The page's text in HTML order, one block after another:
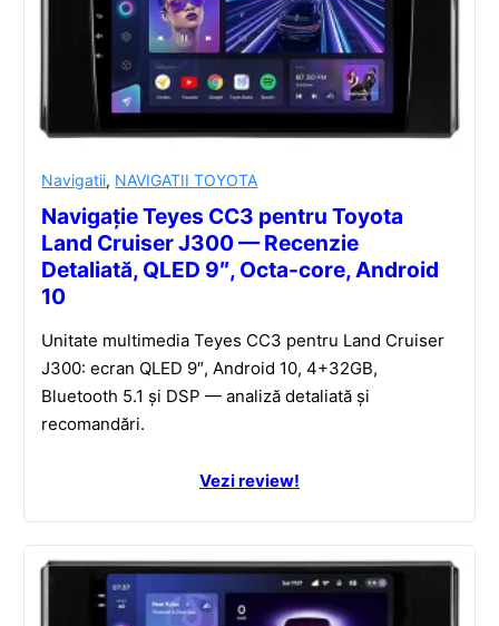
Navigatii, NAVIGATII TOYOTA
Navigație Teyes CC3 pentru Toyota
Land Cruiser J300 — Recenzie
Detaliată, QLED 9″, Octa-core, Android
10
Unitate multimedia Teyes CC3 pentru Land Cruiser
J300: ecran QLED 9″, Android 10, 4+32GB,
Bluetooth 5.1 și DSP — analiză detaliată și
recomandări.
Vezi review!